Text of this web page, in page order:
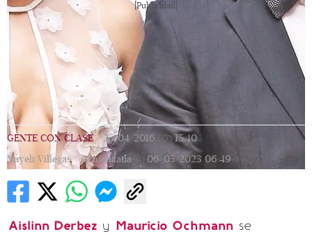
[Publicidad]
GENTE CON CLASE | 25/04/2016 15:40
Nayeli Villegas | Actualizada 06/05/2023 06:49
Aislinn Derbez y Mauricio Ochmann se